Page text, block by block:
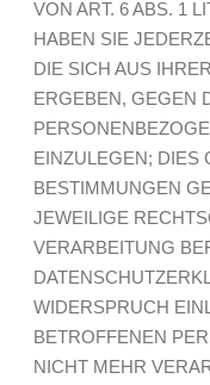
VON ART. 6 ABS. 1
HABEN SIE
DIE SICH AUS
ERGEBEN, GEGEN
EINZULEGEN; DIES
BESTIMMUNGEN
JEWEILIGE
VERARBEITUNG
WIDERSPRUCH
BETROFFENEN
NICHT MEHR